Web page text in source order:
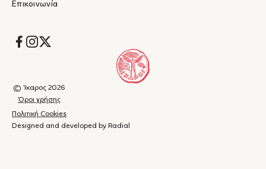
Επικοινωνία
Socials
© Ίκαρος 2026
Όροι χρήσης
Πολιτική Cookies
Designed and developed by Radial